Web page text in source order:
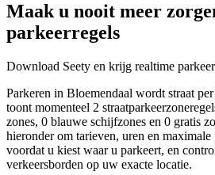
Maak u nooit meer
parkeerregels
Download Seety en krijg realtime
Parkeren in Bloemendaal wordt straat
toont momenteel 2
zones, 0 blauwe schijfzones en 0 gratis
hieronder om tarieven, uren en
voordat u kiest waar u parkeert, en
verkeersborden op uw exacte locatie.